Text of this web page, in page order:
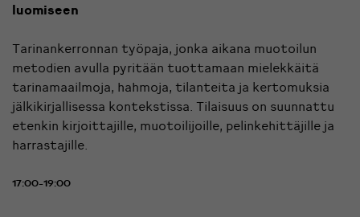
luomiseen
Tarinankerronnan työpaja, jonka aikana muotoilun
metodien avulla pyritään tuottamaan mielekkäitä
tarinamaailmoja, hahmoja, tilanteita ja kertomuksia
jälkikirjallisessa kontekstissa. Tilaisuus on suunnattu
etenkin kirjoittajille, muotoilijoille, pelinkehittäjille ja
harrastajille.
17:00-19:00